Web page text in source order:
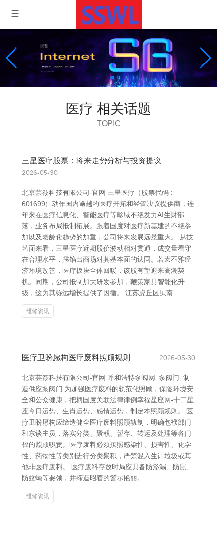
医疗 相关话题
TOPIC
三星医疗股票：将来走势分析与投资提议
2026-05-30
北京芸筱科技有限公司-官网 三星医疗（股票代码：
601699）动作国内逾越的医疗开拓和经管决议提供商，连
年来在医疗信息化、智能医疗等畛域不绝发力AI生财部
落，业务布局抵制拓展。跟着国度对医疗新基建的不绝参
加以及老龄化趋势的加重，公司将来发展远景重大。 从技
艺面来看，三星医疗近期股价波动相对贯通，成交量看守
在合理水平，露馅出商场对其基本面的认同。若宏不雅经
济环境改善，医疗板块全体回暖，该股有望迎来高潮契
机。同期，公司抵制加大研发参加，鞭策家具智能化升
级，这为其弥远增长提供了因循。 江苏虎丘区贝南
维修资讯
医疗卫盼愿构医疗废料照顾规则 2026-05-30
北京芸筱科技有限公司-官网 呼和浩特泵阀网_泵阀门_制
造供应泵阀门 为加强医疗废料的轨范化照顾，保险环境安
全和公众健康，把柄国度关联法律律例幸福星座网-十二星
座今日运势、生肖运势、感情运势，制定本照顾规则。 医
疗卫盼愿构应缔造健全医疗废料照顾轨制，明确包袱部门
和东谈主员，落实分类、聚积、暂存、转运及处理等各门
径的照顾职责。医疗废料必须按照感染性、损害性、化学
性、药物性等类别进行分类聚积，严禁混入生计垃圾或其
他非医疗废料。 医疗废料存放时局应具备防渗漏、防鼠、
防蚊蝇等要领，并缔造昭着的警示艳丽。
维修资讯